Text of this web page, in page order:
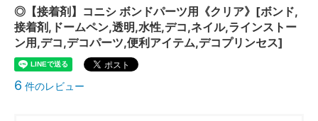
◎【接着剤】コニシ ボンドパーツ用《クリア》[ボンド,
接着剤,ドームペン,透明,水性,デコ,ネイル,ラインストー
ン用,デコ,デコパーツ,便利アイテム,デコプリンセス]
6 件のレビュー